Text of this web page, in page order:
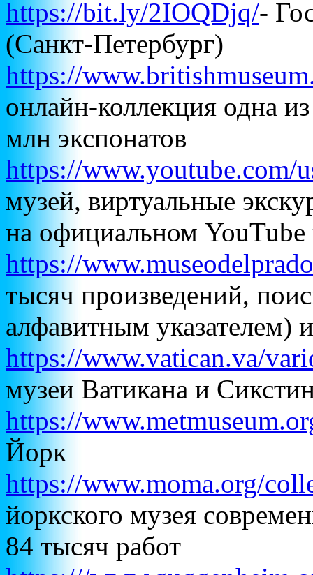
https://bit.ly/2IOQDjq/-
(Санкт-Петербург)
https://
онлайн-коллекция одна
млн экспонатов
https://www.youtube.com/
музей, виртуальные
на официальном
https://
тысяч произведений,
алфавитным указателем)
https://www.vatican.va/
музеи Ватикана и
https://
Йорк
https://www.moma.org/
йоркского музея
84 тысяч работ